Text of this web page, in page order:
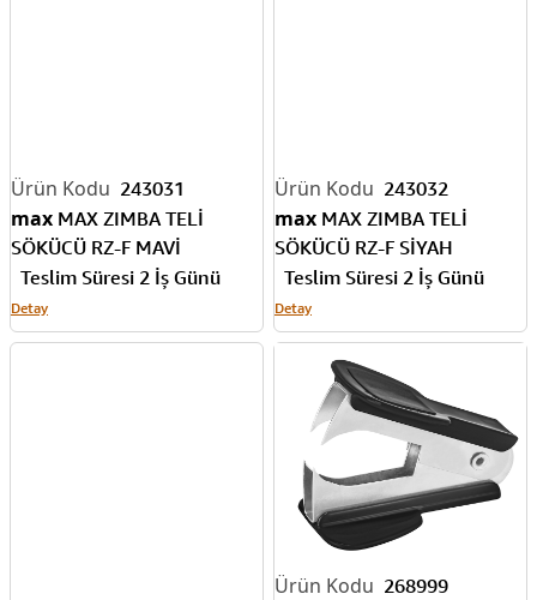
243031
max MAX ZIMBA TELİ
SÖKÜCÜ RZ-F MAVİ
Teslim Süresi 2 İş Günü
Detay
243032
max MAX ZIMBA TELİ
SÖKÜCÜ RZ-F SİYAH
Teslim Süresi 2 İş Günü
Detay
268999